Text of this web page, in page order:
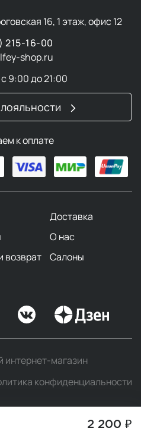
2 200 ₽
16, 1 этаж, офис 12
215-16-00
shop.ru
9:00 до 21:00
к оплате
Доставка
О нас
возврат
Салоны
магазин
конфиденциальности